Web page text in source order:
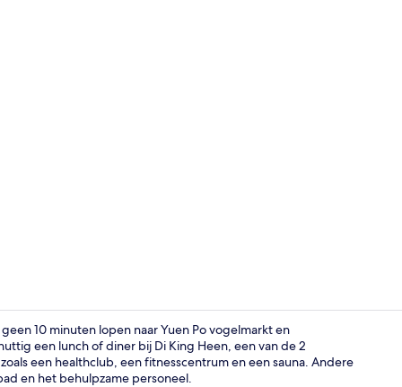
Kamer |
10 minuten lopen naar Yuen Po vogelmarkt en
een lunch of diner bij Di King Heen, een van de 2
een healthclub, een fitnesscentrum en een sauna. Andere
en het behulpzame personeel.